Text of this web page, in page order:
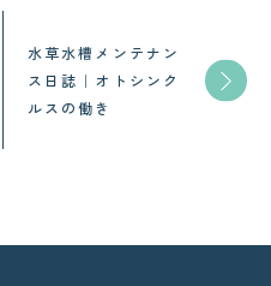
水草水槽メンテナン
ス日誌｜オトシンク
ルスの働き